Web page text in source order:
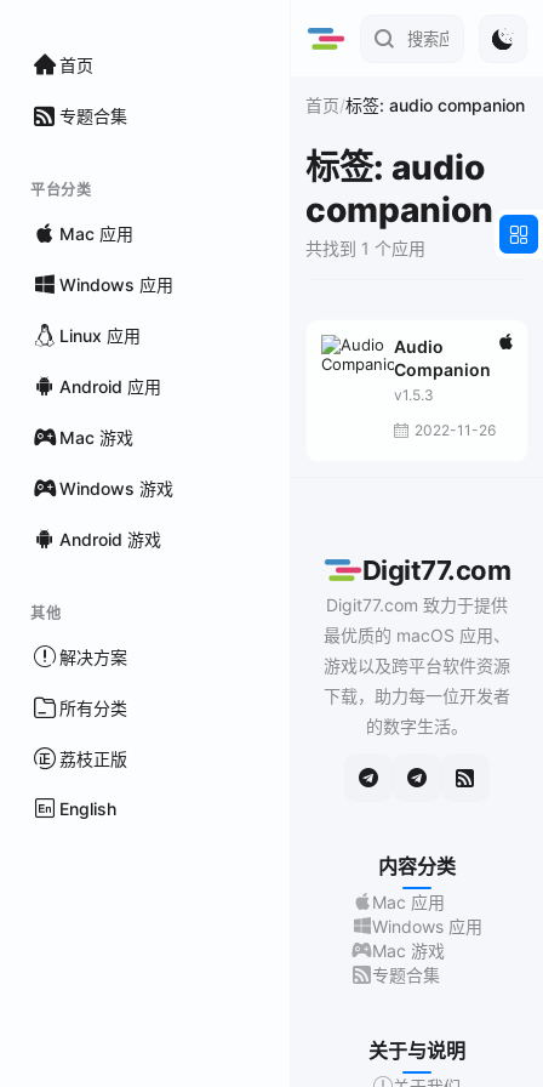
首页
专题合集
平台分类
Mac 应用
Windows 应用
Linux 应用
Android 应用
Mac 游戏
Windows 游戏
Android 游戏
其他
解决方案
所有分类
荔枝正版
English
首页/标签: audio companion
标签: audio
companion
共找到 1 个应用
Audio
Companion
v1.5.3
2022-11-26
Digit77.com
Digit77.com 致力于提供
最优质的 macOS 应用、
游戏以及跨平台软件资源
下载，助力每一位开发者
的数字生活。
内容分类
Mac 应用
Windows 应用
Mac 游戏
专题合集
关于与说明